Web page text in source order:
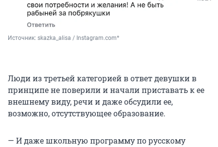
Источник: skazka_alisa / Instagram.com*
Люди из третьей категорией в ответ девушки в
принципе не поверили и начали приставать к ее
внешнему виду, речи и даже обсудили ее,
возможно, отсутствующее образование.
— И даже школьную программу по русскому